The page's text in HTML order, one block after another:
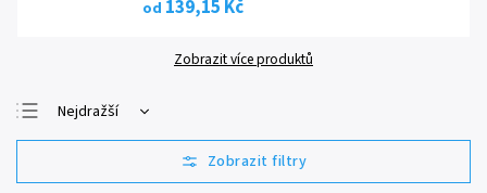
od 139,15 Kč
Zobrazit více produktů
Nejdražší
Nejlevnější
Nejprodávanější